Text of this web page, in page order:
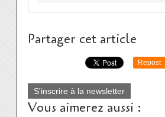
Partager cet article
Repost
S'inscrire à la newsletter
Vous aimerez aussi :